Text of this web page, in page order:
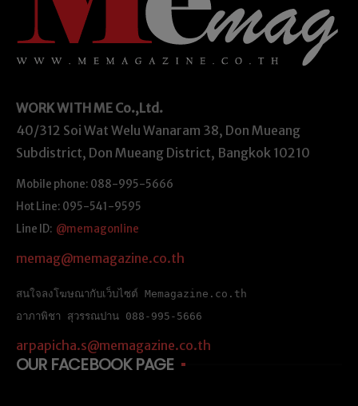
WORK WITH ME Co.,Ltd.
40/312 Soi Wat Welu Wanaram 38, Don Mueang
Subdistrict, Don Mueang District, Bangkok 10210
Mobile phone: 088-995-5666
Hot Line: 095-541-9595
Line ID: @memagonline
memag@memagazine.co.th
สนใจลงโฆษณากับเว็บไซต์ Memagazine.co.th
อาภาพิชา สุวรรณปาน 088-995-5666
arpapicha.s@memagazine.co.th
OUR FACEBOOK PAGE